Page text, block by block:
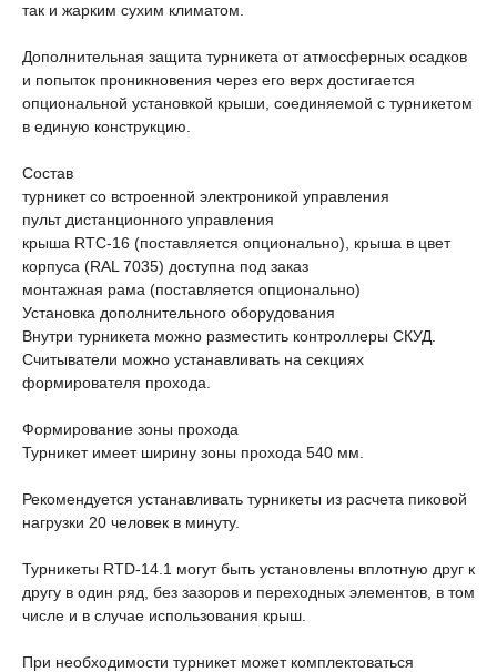
так и жарким сухим климатом.
Дополнительная защита турникета от атмосферных осадков
и попыток проникновения через его верх достигается
опциональной установкой крыши, соединяемой с турникетом
в единую конструкцию.
Состав
турникет со встроенной электроникой управления
пульт дистанционного управления
крыша RTC-16 (поставляется опционально), крыша в цвет
корпуса (RAL 7035) доступна под заказ
монтажная рама (поставляется опционально)
Установка дополнительного оборудования
Внутри турникета можно разместить контроллеры СКУД.
Считыватели можно устанавливать на секциях
формирователя прохода.
Формирование зоны прохода
Турникет имеет ширину зоны прохода 540 мм.
Рекомендуется устанавливать турникеты из расчета пиковой
нагрузки 20 человек в минуту.
Турникеты RTD-14.1 могут быть установлены вплотную друг к
другу в один ряд, без зазоров и переходных элементов, в том
числе и в случае использования крыш.
При необходимости турникет может комплектоваться